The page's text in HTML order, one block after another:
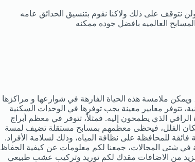
نتوقف على ذلك ولاكنا نقوم بتنسيق الحدائق عامه
العالميه بافضل جوده ممكنه
ويمكن ملامسة هذه الحياة الفارهة في شوارعها و مراكزها
تتوفر معايير معينة يجب توفرها في الوحدات السكنية
الذي يطمحون إليه. فمثلاً، تتوفر في معظم أبراج
الفلل، فيحظى معظمهم بمسابح مستقلة تضيف لمسة
فائقة للمحافظة على نظافة المياه، وذلك لسلامة الأفراد.
في شتى المجالات، جمعنا لكم معلومات عن كيفية الحفاظ
من الاضافات مقدك لكم توريد وتركيب عشب طبيعي